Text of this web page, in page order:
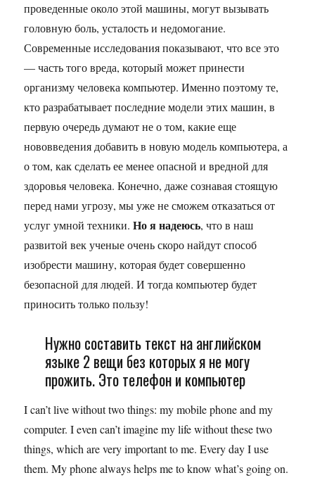
проведенные около этой машины, могут вызывать
головную боль, усталость и недомогание.
Современные исследования показывают, что все это
— часть того вреда, который может принести
организму человека компьютер. Именно поэтому те,
кто разрабатывает последние модели этих машин, в
первую очередь думают не о том, какие еще
нововведения добавить в новую модель компьютера, а
о том, как сделать ее менее опасной и вредной для
здоровья человека. Конечно, даже сознавая стоящую
перед нами угрозу, мы уже не сможем отказаться от
услуг умной техники.Но я надеюсь, что в наш
развитой век ученые очень скоро найдут способ
изобрести машину, которая будет совершенно
безопасной для людей. И тогда компьютер будет
приносить только пользу!
Нужно составить текст на английском
языке 2 вещи без которых я не могу
прожить. Это телефон и компьютер
I can’t live without two things: my mobile phone and my
computer. I even can’t imagine my life without these two
things, which are very important to me. Every day I use
them. My phone always helps me to know what’s going on.